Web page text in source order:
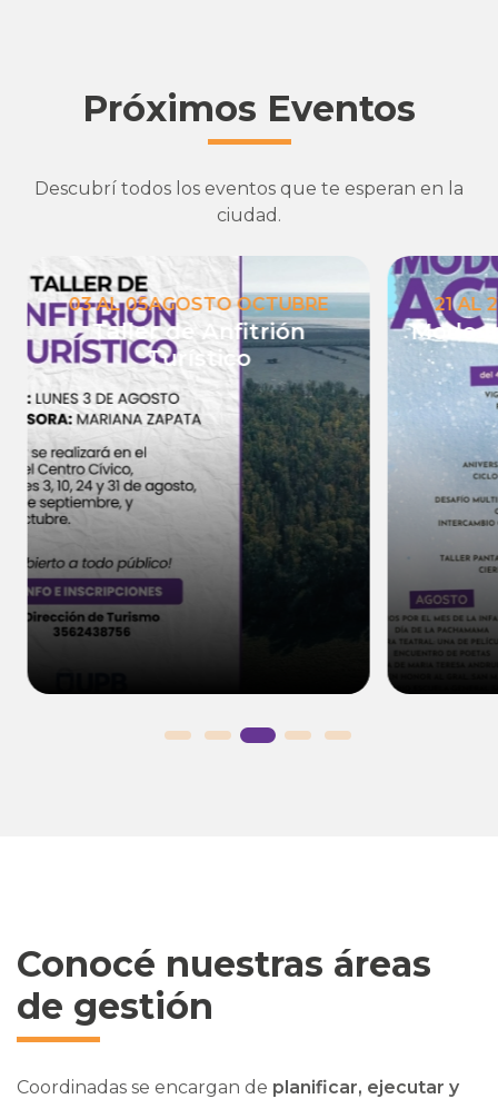
Próximos Eventos
Descubrí todos los eventos que te esperan en la
ciudad.
03 AL 05AGOSTO OCTUBRE
Taller de Anfitrión
Turístico
21 AL
Modo
Conocé nuestras áreas
de gestión
Coordinadas se encargan de planificar, ejecutar y